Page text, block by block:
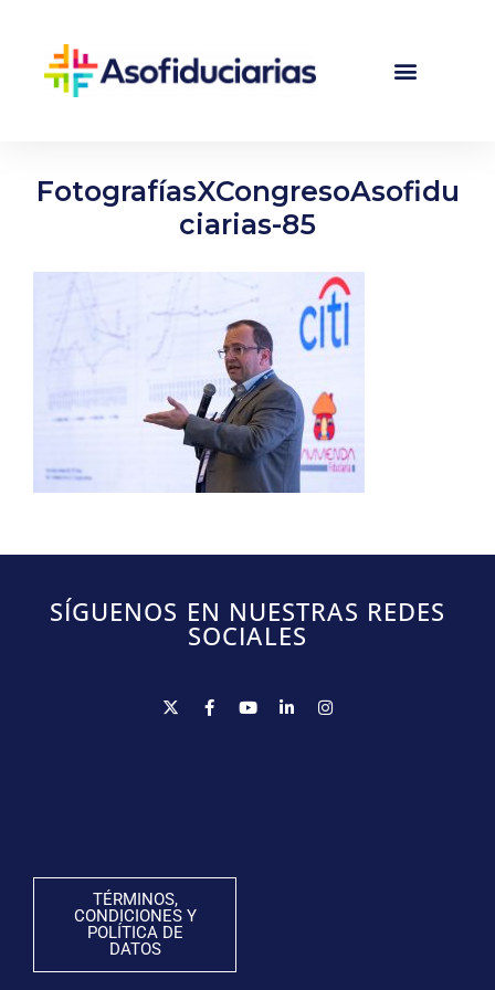
FotografíasXCongresoAsofidu
ciarias-85
SÍGUENOS EN NUESTRAS REDES
SOCIALES
TÉRMINOS,
CONDICIONES Y
POLÍTICA DE
DATOS